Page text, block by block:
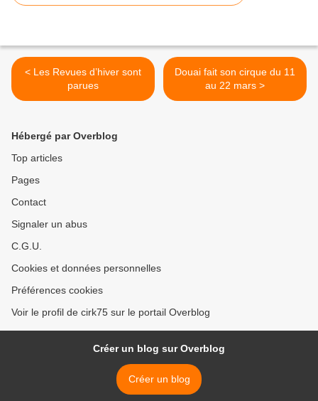
< Les Revues d’hiver sont
parues
Douai fait son cirque du 11
au 22 mars >
Hébergé par Overblog
Top articles
Pages
Contact
Signaler un abus
C.G.U.
Cookies et données personnelles
Préférences cookies
Voir le profil de cirk75 sur le portail Overblog
Créer un blog sur Overblog
Créer un blog